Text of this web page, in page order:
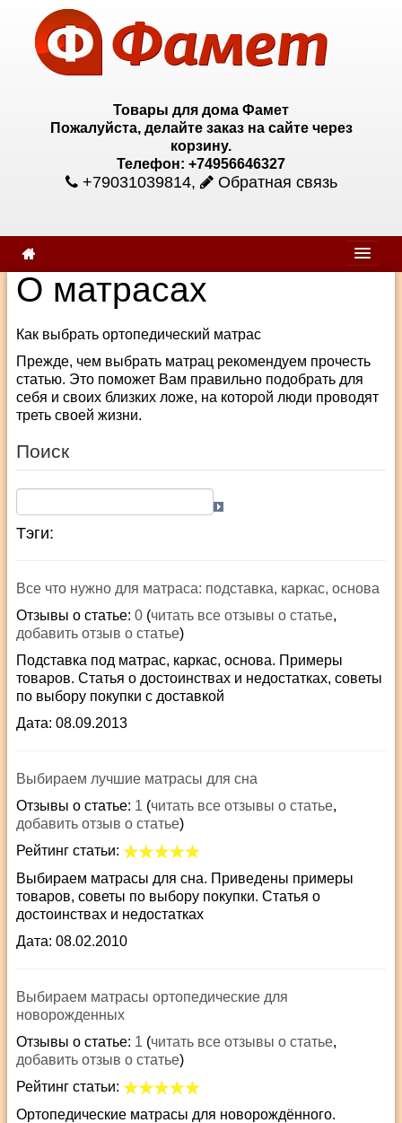
Товары для дома Фамет
Пожалуйста, делайте заказ на сайте через
корзину.
Телефон: +74956646327
+79031039814, Обратная связь
О матрасах
Как выбрать ортопедический матрас
Прежде, чем выбрать матрац рекомендуем прочесть
статью. Это поможет Вам правильно подобрать для
себя и своих близких ложе, на которой люди проводят
треть своей жизни.
Поиск
Тэги:
Все что нужно для матраса: подставка, каркас, основа
Отзывы о статье: 0 (читать все отзывы о статье,
добавить отзыв о статье)
Подставка под матрас, каркас, основа. Примеры
товаров. Статья о достоинствах и недостатках, советы
по выбору покупки с доставкой
Дата: 08.09.2013
Выбираем лучшие матрасы для сна
Отзывы о статье: 1 (читать все отзывы о статье,
добавить отзыв о статье)
Рейтинг статьи:
Выбираем матрасы для сна. Приведены примеры
товаров, советы по выбору покупки. Статья о
достоинствах и недостатках
Дата: 08.02.2010
Выбираем матрасы ортопедические для
новорожденных
Отзывы о статье: 1 (читать все отзывы о статье,
добавить отзыв о статье)
Рейтинг статьи:
Ортопедические матрасы для новорождённого.